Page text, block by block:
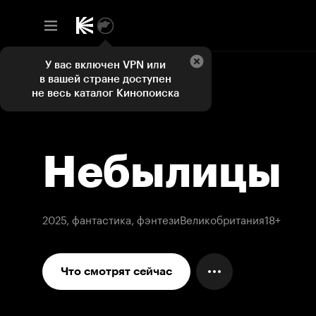
Небылицы
2025, фантастика, фэнтезиВеликобритания18+
Что смотрят сейчас
У вас включен VPN или
в вашей стране доступен
не весь каталог Кинопоиска